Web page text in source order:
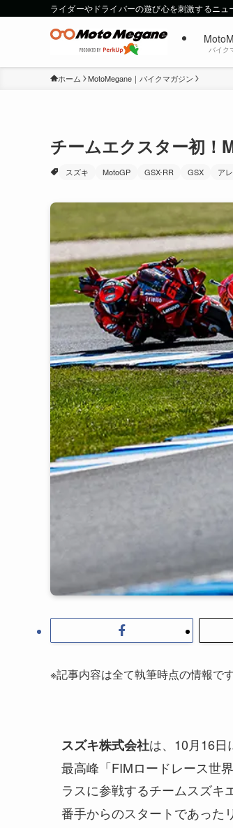
ライダーやドライバーの遊び心を刺激するニ
バイク
ホーム MotoMegane｜バイクマガジン
チームエクスター初！
スズキ MotoGP GSX-RR GSX ア
※記事内容は全て執筆時点の情報です
スズキ株式会社は、10月16日
最高峰「FIMロードレース世
ラスに参戦するチームスズキ
番手からのスタートであった